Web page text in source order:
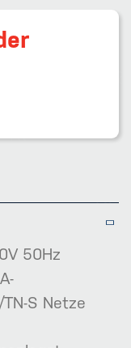
50Hz
S Netze